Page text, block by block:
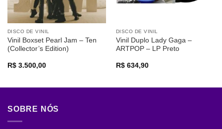
DISCO DE VINIL
Vinil Boxset Pearl Jam – Ten
(Collector’s Edition)
R$3.500,00
DISCO DE VINIL
Vinil Duplo Lady Gaga –
ARTPOP – LP Preto
R$634,90
SOBRE NÓS